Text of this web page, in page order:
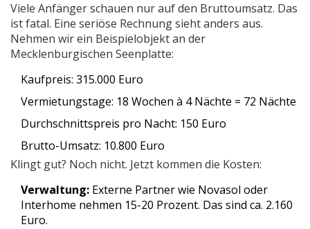
Viele Anfänger schauen nur auf den Bruttoumsatz. Das
ist fatal. Eine seriöse Rechnung sieht anders aus.
Nehmen wir ein Beispielobjekt an der
Mecklenburgischen Seenplatte:
Kaufpreis: 315.000 Euro
Vermietungstage: 18 Wochen à 4 Nächte = 72 Nächte
Durchschnittspreis pro Nacht: 150 Euro
Brutto-Umsatz: 10.800 Euro
Klingt gut? Noch nicht. Jetzt kommen die Kosten:
Verwaltung: Externe Partner wie Novasol oder
Interhome nehmen 15-20 Prozent. Das sind ca. 2.160
Euro.